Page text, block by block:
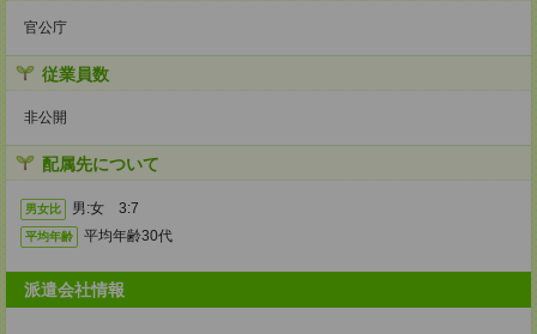
官公庁
従業員数
非公開
配属先について
男女比 男:女 3:7
平均年齢 平均年齢30代
派遣会社情報